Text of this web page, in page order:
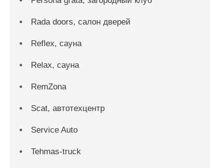
Rada doors, салон дверей
Reflex, сауна
Relax, сауна
RemZona
Scat, автотехцентр
Service Auto
Tehmas-truck